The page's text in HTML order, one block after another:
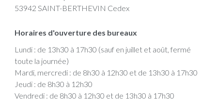
53942 SAINT-BERTHEVIN Cedex
Horaires d'ouverture des bureaux
Lundi : de 13h30 à 17h30 (sauf en juillet et août, fermé
toute la journée)
Mardi, mercredi : de 8h30 à 12h30 et de 13h30 à 17h30
Jeudi : de 8h30 à 12h30
Vendredi : de 8h30 à 12h30 et de 13h30 à 17h30